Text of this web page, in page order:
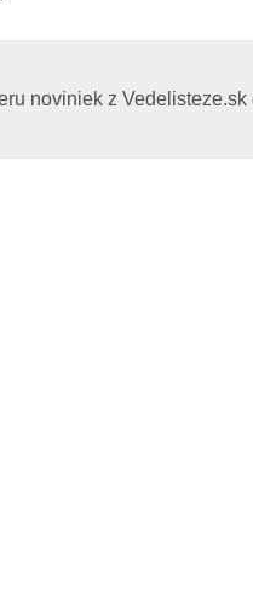
noviniek z Vedelisteze.sk